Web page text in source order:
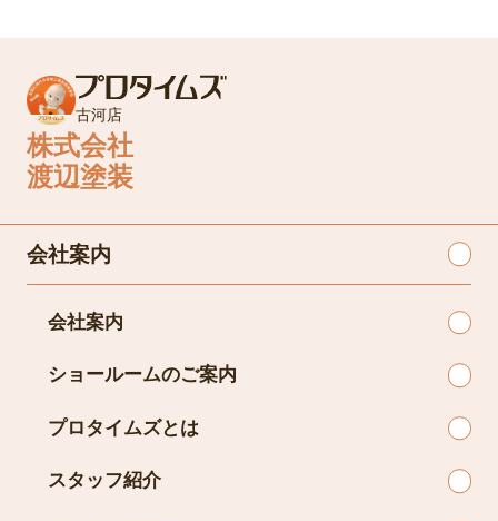
古河店
株式会社
渡辺塗装
会社案内
会社案内
ショールームのご案内
プロタイムズとは
スタッフ紹介